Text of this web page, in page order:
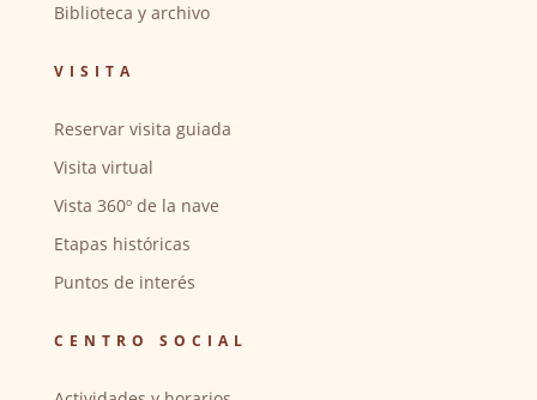
Biblioteca y archivo
VISITA
Reservar visita guiada
Visita virtual
Vista 360º de la nave
Etapas históricas
Puntos de interés
CENTRO SOCIAL